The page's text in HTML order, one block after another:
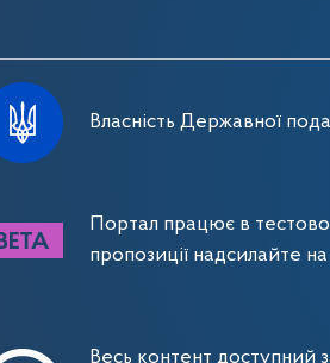
Власність Державної
Портал працює в
пропозиції надсилайте на
Весь контент доступний